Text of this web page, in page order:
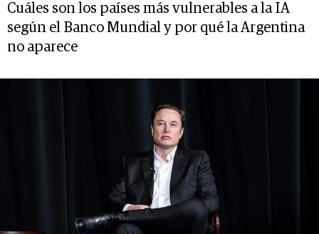
Cuáles son los países más vulnerables a la IA
según el Banco Mundial y por qué la Argentina
no aparece